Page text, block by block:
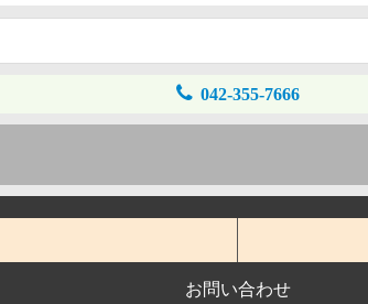
042-355-7666
お問い合わせ